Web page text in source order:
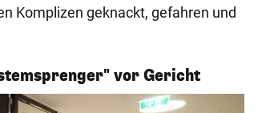
Komplizen geknackt, gefahren und
vor Gericht